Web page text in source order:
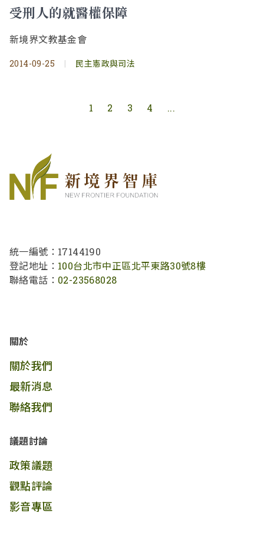
受刑人的就醫權保障
新境界文教基金會
2014-09-25 | 民主憲政與司法
1 2 3 4 ...
統一編號：17144190
登記地址： 100台北市中正區北平東路30號8樓
聯絡電話： 02-23568028
關於
關於我們
最新消息
聯絡我們
議題討論
政策議題
觀點評論
影音專區